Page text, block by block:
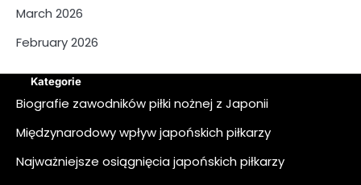
March 2026
February 2026
Kategorie
Biografie zawodników piłki nożnej z Japonii
Międzynarodowy wpływ japońskich piłkarzy
Najważniejsze osiągnięcia japońskich piłkarzy